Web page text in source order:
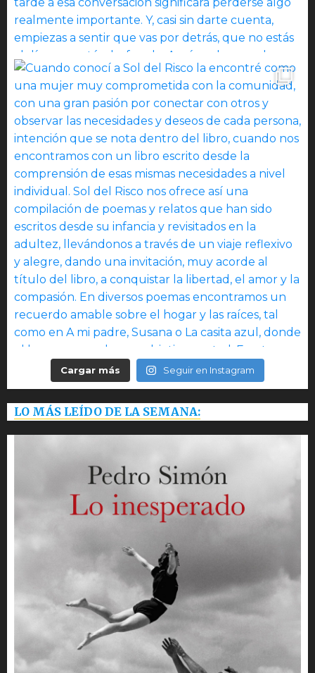
Cargar más Seguir en Instagram
LO MÁS LEÍDO DE LA SEMANA: